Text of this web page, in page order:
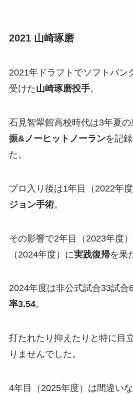
2021 山崎琢磨
2021年ドラフトでソフトバン
受けた山崎琢磨投手。
石見智翠館高校時代は3年夏
振&ノーヒットノーランを記
た。
プロ入り後は1年目（2022年
ジョン手術。
その影響で2年目（2023年度
（2024年度）に実践復帰を果
2024年度は非公式試合33試合
率3.54。
打たれたり抑えたりと特に目
りませんでした。
4年目（2025年度）は間違い